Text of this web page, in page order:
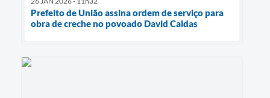
Prefeito de União assina ordem de serviço para
obra de creche no povoado David Caldas